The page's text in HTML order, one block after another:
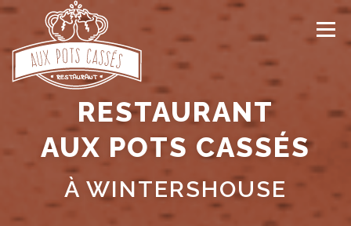
Aller
Menu
À PROPOS PLATS DU JOUR
LA CARTE PLATS À LA CARTE À MIDI
RESTAURANT
AUX POTS CASSÉS
À WINTERSHOUSE